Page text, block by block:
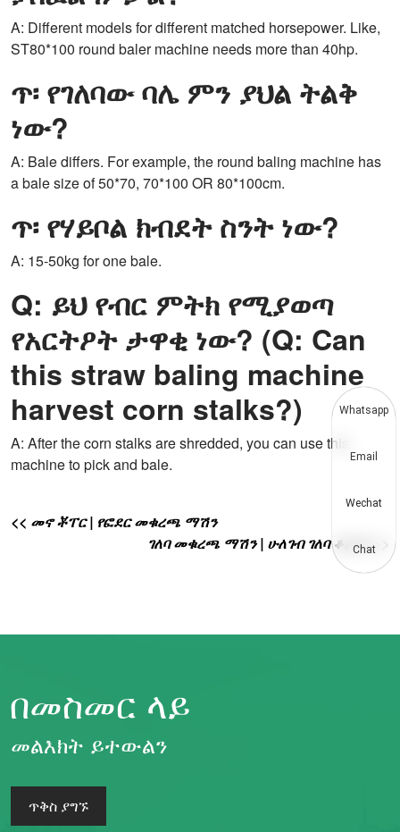
A: Different models for different matched horsepower. Like,
ST80*100 round baler machine needs more than 40hp.
ጥ፡ የገለባው ባሌ ምን ያህል ትልቅ
ነው?
A: Bale differs. For example, the round baling machine has
a bale size of 50*70, 70*100 OR 80*100cm.
ጥ፡ የሃይቦል ክብደት ስንት ነው?
A: 15-50kg for one bale.
Q: ይህ የብር ምትክ የሚያወጣ
የአርትዖት ታዋቂ ነው? (Q: Can
this straw baling machine
harvest corn stalks?)
A: After the corn stalks are shredded, you can use this
machine to pick and bale.
<< መኖ ቾፐር | የፎደር መቁረጫ ማሽን
ገለባ መቁረጫ ማሽን | ሁለገብ ገለባ ቆራጭ >>
በመስመር ላይ
መልእክት ይተውልን
ጥቅስ ያግኙ
Whatsapp
Email
Wechat
Chat